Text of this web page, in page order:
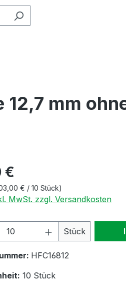
mm
€
€ / 10 Stück)
MwSt. zzgl. Versandkosten
Anzahl: Gib den
Stück
HFC16812
10 Stück